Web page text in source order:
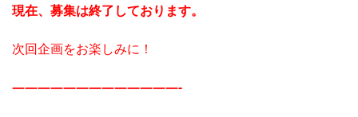
現在、募集は終了しております。
次回企画をお楽しみに！
—————————————-